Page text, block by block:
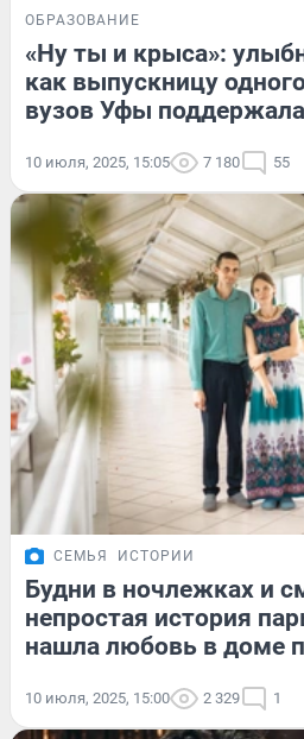
ОБРАЗОВАНИЕ
«Ну ты и крыса»:
как выпускницу
вузов Уфы
10 июля, 2025, 15:05 7 180 55
СЕМЬЯ ИСТОРИИ
Будни в ночлежках и
непростая история
нашла любовь в доме
10 июля, 2025, 15:00 2 329 1